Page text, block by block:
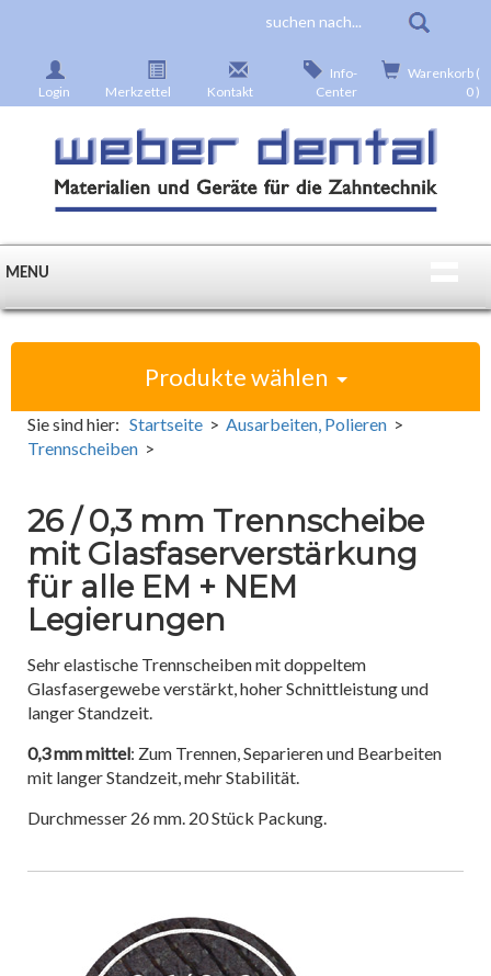
Login Merkzettel Kontakt
Info-
Center
Warenkorb (
0 )
MENU
Produkte wählen
Sie sind hier: Startseite > Ausarbeiten, Polieren >
Trennscheiben >
26 / 0,3 mm Trennscheibe
mit Glasfaserverstärkung
für alle EM + NEM
Legierungen
Sehr elastische Trennscheiben mit doppeltem
Glasfasergewebe verstärkt, hoher Schnittleistung und
langer Standzeit.
0,3 mm mittel: Zum Trennen, Separieren und Bearbeiten
mit langer Standzeit, mehr Stabilität.
Durchmesser 26 mm. 20 Stück Packung.